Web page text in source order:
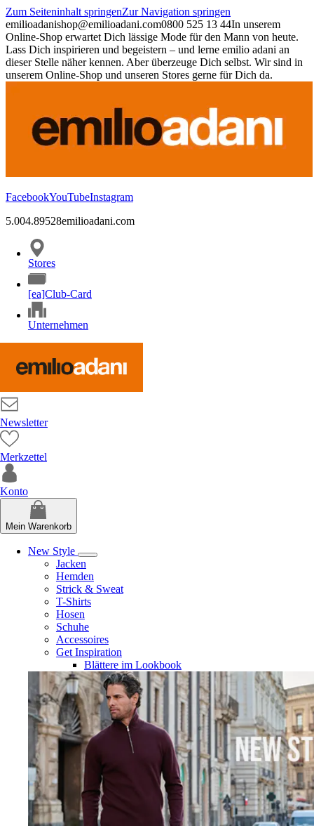
Zum Seiteninhalt springenZur Navigation springen
emilioadanishop@emilioadani.com0800 525 13 44In unserem
Online-Shop erwartet Dich lässige Mode für den Mann von heute.
Lass Dich inspirieren und begeistern – und lerne emilio adani an
dieser Stelle näher kennen. Aber überzeuge Dich selbst. Wir sind in
unserem Online-Shop und unseren Stores gerne für Dich da.
FacebookYouTubeInstagram
5.004.89528emilioadani.com
Stores
[ea]Club-Card
Unternehmen
Newsletter
Merkzettel
Konto
Mein Warenkorb
New Style
Jacken
Hemden
Strick & Sweat
T-Shirts
Hosen
Schuhe
Accessoires
Get Inspiration
Blättere im Lookbook